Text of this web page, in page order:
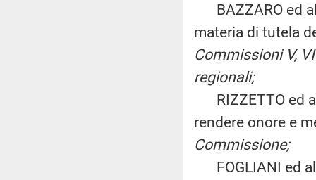
BAZZARO ed
materia di tutela
Commissioni V,
regionali;
RIZZETTO ed
rendere onore e
Commissione;
FOGLIANI ed